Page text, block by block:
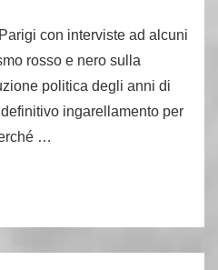
con interviste ad alcuni
rosso e nero sulla
politica degli anni di
ingarellamento per
…